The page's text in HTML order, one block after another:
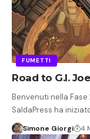
FUMETTI
Road to G.I.
Benvenuti nella Fase
SaldaPress ha
Simone Giorgi 4